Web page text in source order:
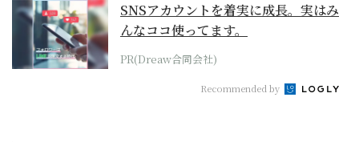
SNSアカウントを着実に成長。実はみ
んなココ使ってます。
PR(Dreaw合同会社)
Recommended by